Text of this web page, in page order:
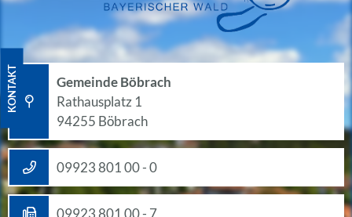
KONTAKT
Gemeinde Böbrach
Rathausplatz 1
94255 Böbrach
09923 801 00 - 0
09923 801 00 - 7